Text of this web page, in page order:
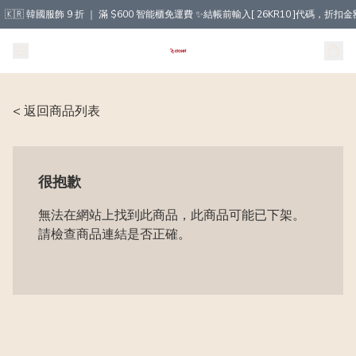
🇰🇷 韓國服飾 9 折 ｜ 滿 $600 智能櫃免運費 ✨結帳前輸入[ 26KR10 ]代碼，折扣金
< 返回商品列表
很抱歉
無法在網站上找到此商品，此商品可能已下架。
請檢查商品連結是否正確。